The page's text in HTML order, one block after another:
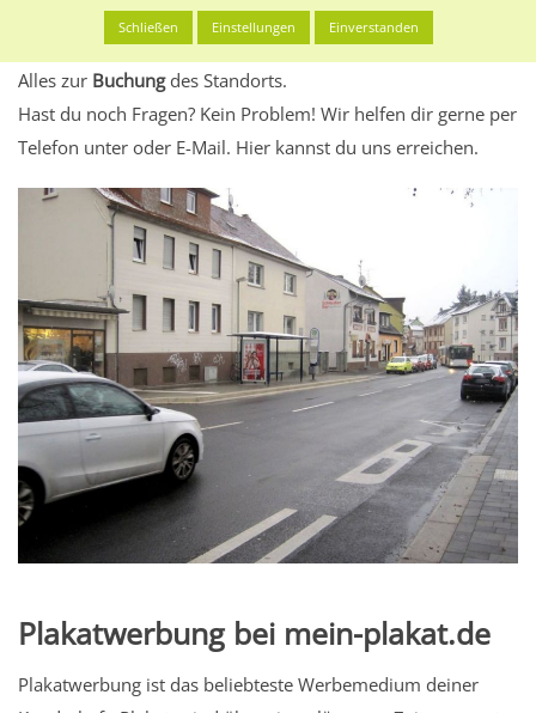
Werbeinhalten informieren.
Alles klar? Dann findest du direkt im unteren Teil dieser Seite
Alles zur Buchungdes Standorts.
Hast du noch Fragen? Kein Problem! Wir helfen dir gerne per
Telefon unter oder E-Mail. Hier kannst du uns erreichen.
Plakatwerbung bei mein-plakat.de
Plakatwerbung ist das beliebteste Werbemedium deiner
Schließen Einstellungen Einverstanden